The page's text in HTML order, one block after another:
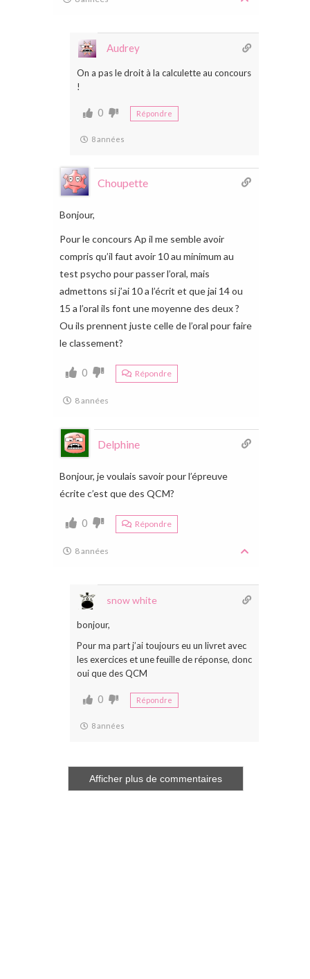
Audrey
On a pas le droit à la calculette au concours
!
0 Répondre
8 années
Choupette
Bonjour,
Pour le concours Ap il me semble avoir
compris qu’il faut avoir 10 au minimum au
test psycho pour passer l’oral, mais
admettons si j’ai 10 a l’écrit et que jai 14 ou
15 a l’oral ils font une moyenne des deux ?
Ou ils prennent juste celle de l’oral pour faire
le classement?
0 Répondre
8 années
Delphine
Bonjour, je voulais savoir pour l’épreuve
écrite c’est que des QCM?
0 Répondre
8 années
snow white
bonjour,
Pour ma part j’ai toujours eu un livret avec
les exercices et une feuille de réponse, donc
oui que des QCM
0 Répondre
8 années
Afficher plus de commentaires